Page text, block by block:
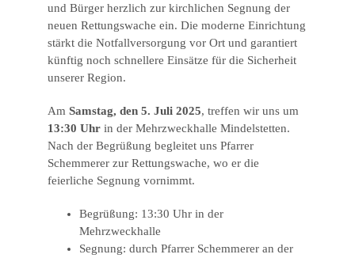
und Bürger herzlich zur kirchlichen Segnung der
neuen Rettungswache ein. Die moderne Einrichtung
stärkt die Notfallversorgung vor Ort und garantiert
künftig noch schnellere Einsätze für die Sicherheit
unserer Region.
Am Samstag, den 5. Juli 2025, treffen wir uns um
13:30 Uhrin der Mehrzweckhalle Mindelstetten.
Nach der Begrüßung begleitet uns Pfarrer
Schemmerer zur Rettungswache, wo er die
feierliche Segnung vornimmt.
Begrüßung: 13:30 Uhr in der
Mehrzweckhalle
Segnung: durch Pfarrer Schemmerer an der